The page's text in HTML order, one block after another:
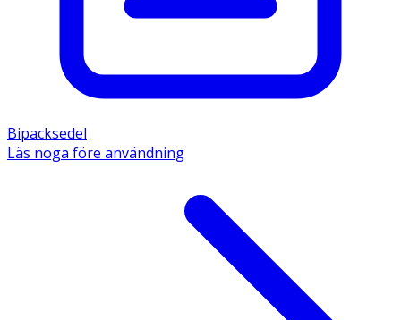
Bipacksedel
Läs noga före användning